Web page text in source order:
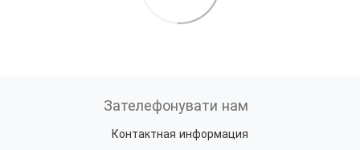
Зателефонувати нам
Контактная информация